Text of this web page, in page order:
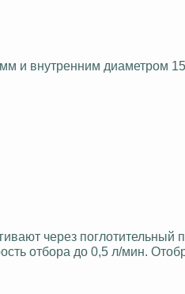
и внутренним диаметром
через поглотительный
отбора до 0,5 л/мин.